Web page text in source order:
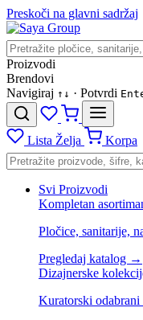
Preskoči na glavni sadržaj
Proizvodi
Brendovi
Navigiraj ↑ ↓ · Potvrdi
Lista Želja Korpa
Svi Proizvodi
Kompletan
Pločice, sanitarije,
Pregledaj katalog →
Dizajnerske
Kuratorski odabrani